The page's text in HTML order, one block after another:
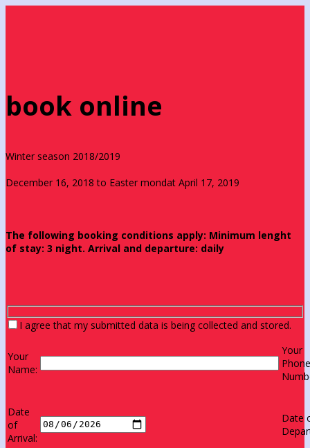
book online
Winter season 2018/2019
December 16, 2018 to Easter mondat April 17, 2019
The following booking conditions apply: Minimum lenght
of stay: 3 night. Arrival and departure: daily
I agree that my submitted data is being collected and stored.
Your
Name:
Your
Phone
Date
of
Arrival:
Date